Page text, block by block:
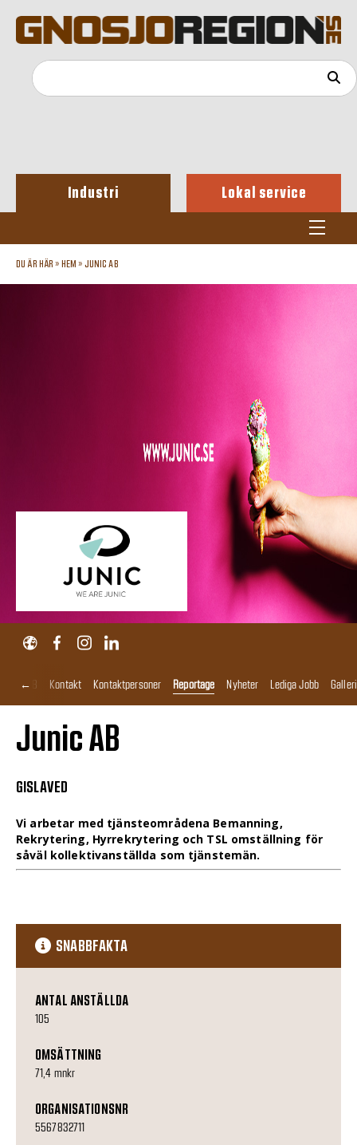
Industri Lokal service
DU ÄR HÄR » HEM » JUNIC AB
←
Junic AB Kontakt Kontaktpersoner Reportage Nyheter Lediga Jobb Galleri
Junic AB
GISLAVED
Vi arbetar med tjänsteområdena Bemanning,
Rekrytering, Hyrrekrytering och TSL omställning för
såväl kollektivanställda som tjänstemän.
SNABBFAKTA
ANTAL ANSTÄLLDA
105
OMSÄTTNING
71,4 mnkr
ORGANISATIONSNR
5567832711